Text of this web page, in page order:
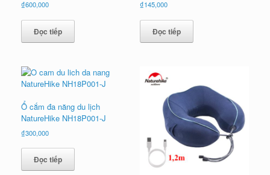
₫600,000
Đọc tiếp
₫145,000
Đọc tiếp
Ổ cắm đa năng du lịch
NatureHike NH18P001-J
₫300,000
Đọc tiếp